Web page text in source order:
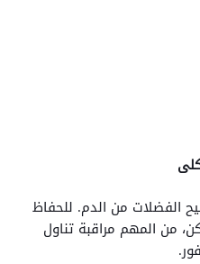
الفضلات من الدم. للحفاظ
من المهم مراقبة تناول